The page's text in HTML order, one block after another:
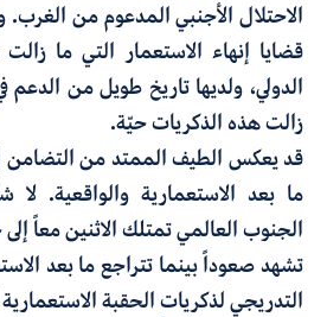
الاحتلال الأجنبي المدعوم من
قضايا إنهاء الاستعمار التي ما
الدولي، ولديها تاريخ طويل من الدعم
زالت هذه الذكريات حيّة.
قد يعكس الطيف الممتد من التضامن
ما بعد الاستعمارية والواقعية.
الجنوب العالمي تمتلك الاثنين معاً إلى
تشهد صعوداً بينما تتراجع ما بعد
التدريجي لذكريات الحقبة